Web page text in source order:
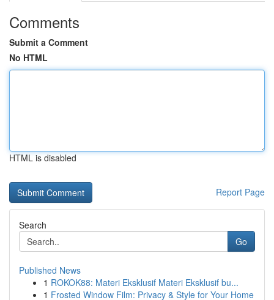
Comments
Submit a Comment
No HTML
HTML is disabled
Report Page
Search
Go
Published News
1 ROKOK88: Materi Eksklusif Materi Eksklusif bu...
1 Frosted Window Film: Privacy & Style for Your Home